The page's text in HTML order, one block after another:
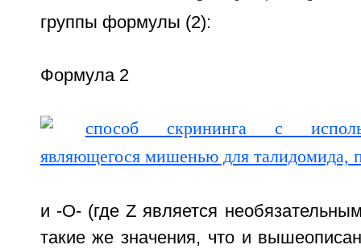
группы формулы (2):
Формула 2
и -O- (где Z является
такие же значения, что и